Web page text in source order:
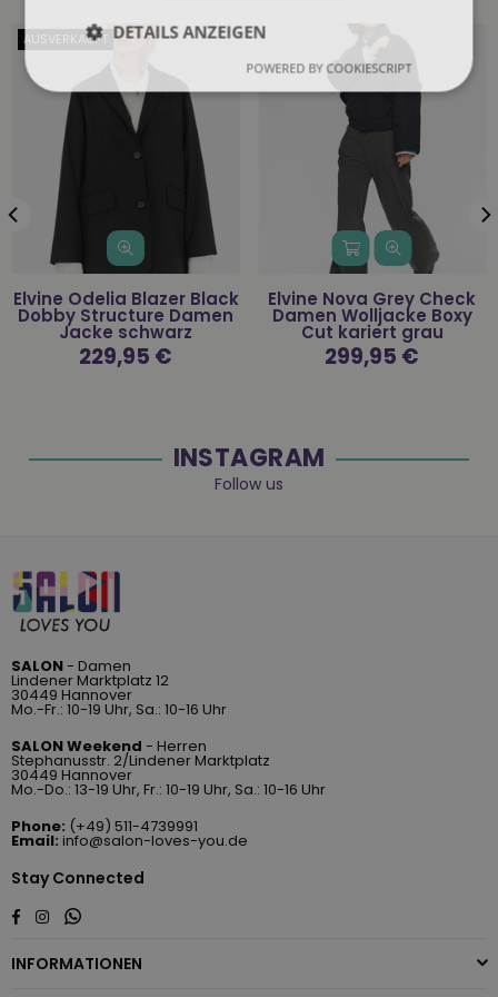
AUSVERKAUFT
Elvine Odelia Blazer Black
Dobby Structure Damen
Jacke schwarz
Normaler
Preis
229,95 €
Elvine Nova Grey Check
Damen Wolljacke Boxy
Cut kariert grau
Normaler
Preis
299,95 €
INSTAGRAM
Follow us
SALON- Damen
Lindener Marktplatz 12
30449 Hannover
Mo.-Fr.: 10-19 Uhr, Sa.: 10-16 Uhr
SALON Weekend - Herren
Stephanusstr. 2/Lindener Marktplatz
30449 Hannover
Mo.-Do.: 13-19 Uhr, Fr.: 10-19 Uhr, Sa.: 10-16 Uhr
Phone: (+49) 511-4739991
Email: info@salon-loves-you.de
Stay Connected
Facebook
InstagramWhatsapp
INFORMATIONEN
DETAILS ANZEIGEN
POWERED BY COOKIESCRIPT